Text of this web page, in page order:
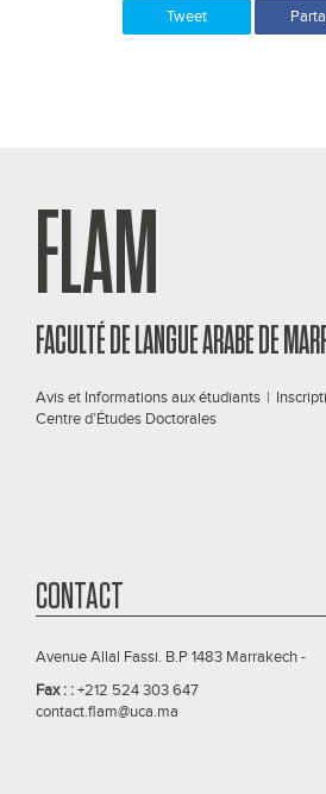
Tweet
FLAM
FACULTÉ DE LANGUE ARABE DE
Avis et Informations aux étudiants |
Centre d’Études Doctorales
CONTACT
Avenue Allal Fassi. B.P 1483 Marrakech -
Fax : :+212 524 303 647
contact.flam@uca.ma